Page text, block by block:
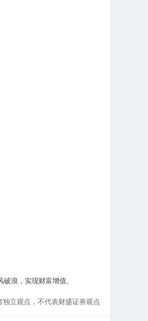
浪，实现财富增值。
独立观点，不代表财盛证券观点